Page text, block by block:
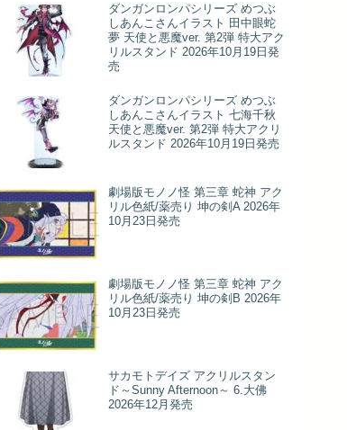
ダンガンロンパシリーズ めつぶ
しあんこさんイラスト 田中眼蛇
夢 天使と悪魔ver. 第2弾 特大アク
リルスタンド 2026年10月19日発
売
ダンガンロンパシリーズ めつぶ
しあんこさんイラスト 七海千秋
天使と悪魔ver. 第2弾 特大アクリ
ルスタンド 2026年10月19日発売
劇場版モノノ怪 第三章 蛇神 アク
リル色紙/薬売り 坤の剣A 2026年
10月23日発売
劇場版モノノ怪 第三章 蛇神 アク
リル色紙/薬売り 坤の剣B 2026年
10月23日発売
サカモトデイズ アクリルスタン
ド～Sunny Afternoon～ 6.大佛
2026年12月発売